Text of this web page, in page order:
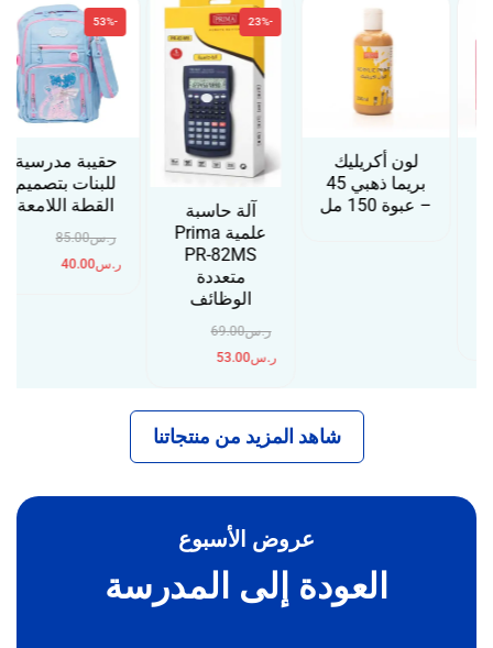
لون أكريليك
بريما ذهبي 45
– عبوة 150 مل
آلة حاسبة
علمية Prima
PR-82MS
متعددة
الوظائف
ر.س69.00
53.00
حقيبة مدرسية
للبنات بتصميم
القطة اللامعة
ر.س85.00
40.00
شاهد المزيد من منتجاتنا
عروض الأسبوع
العودة إلى المدرسة